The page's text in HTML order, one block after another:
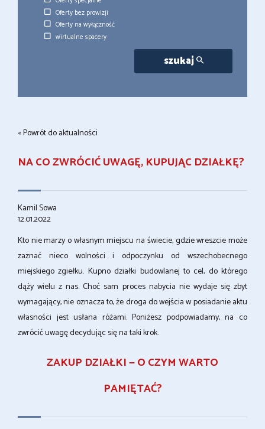
Oferty bez prowizji
Oferty na wyłączność
wirtualne spacery
szukaj
« Powrót do aktualności
NA CO ZWRÓCIĆ UWAGĘ, KUPUJĄC DZIAŁKĘ?
Kamil Sowa
12.01.2022
Kto nie marzy o własnym miejscu na świecie, gdzie wreszcie może
zaznać nieco wolności i odpoczynku od wszechobecnego
miejskiego zgiełku. Kupno działki budowlanej to cel, do którego
dąży wielu z nas. Choć sam proces nabycia nie wydaje się zbyt
wymagający, nie oznacza to, że droga do wejścia w posiadanie aktu
własności jest usłana różami. Poniżesz podpowiadamy, na co
zwrócić uwagę decydując się na taki krok.
ZAKUP DZIAŁKI — O CZYM WARTO
PAMIĘTAĆ?